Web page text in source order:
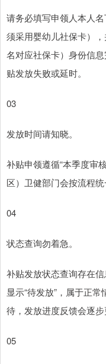
请务必填写申领人本人
须采用婴幼儿社保卡）
名对应社保卡）身份信
贴发放失败或延时。
03
发放时间请知晓。
补贴申领遵循“本季度审
区）卫健部门会按流程
04
状态查询勿着急。
补贴发放状态查询存在
显示“待发放”，属于正
待，发放进度反馈会逐步
05